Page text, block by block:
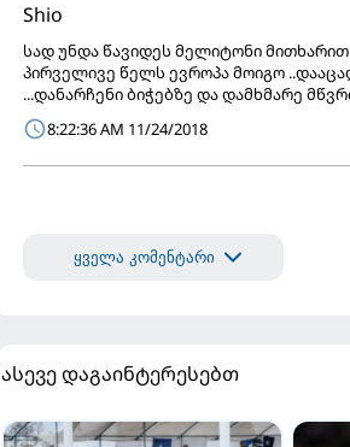
Shio
სად უნდა წავიდეს მელიტონი
პირველივე წელს ევროპა მოიგო
...დანარჩენი ბიჭებზე და დამხმარე
8:22:36 AM 11/24/2018
ყველა კომენტარი
ასევე დაგაინტერესებთ